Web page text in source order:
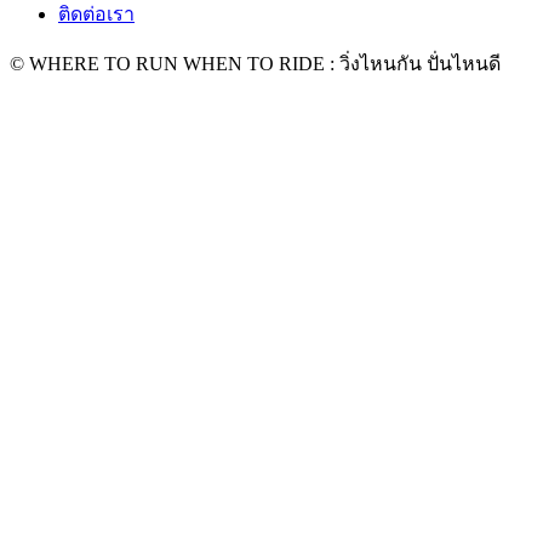
ติดต่อเรา
© WHERE TO RUN WHEN TO RIDE : วิ่งไหนกัน ปั่นไหนดี